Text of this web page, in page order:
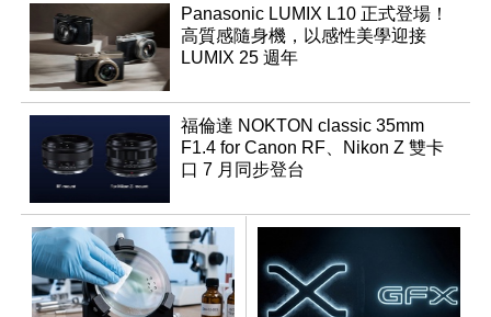
Panasonic LUMIX L10 正式登場！
高質感隨身機，以感性美學迎接
LUMIX 25 週年
福倫達 NOKTON classic 35mm
F1.4 for Canon RF、Nikon Z 雙卡
口 7 月同步登台